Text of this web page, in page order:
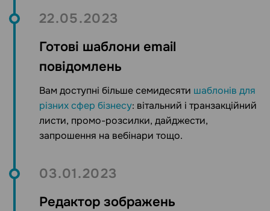
22.05.2023
Готові шаблони email
повідомлень
Вам доступні більше семидесяти шаблонів для
різних сфер бізнесу: вітальний і транзакційний
листи, промо-розсилки, дайджести,
запрошення на вебінари тощо.
03.01.2023
Редактор зображень